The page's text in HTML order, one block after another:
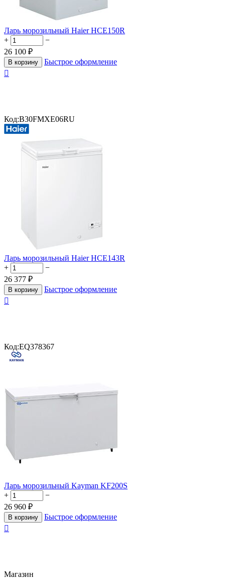
Ларь морозильный Haier HCE150R
+
−
26 100 ₽
В корзину
Быстрое оформление

Код:B30FMXE06RU
Ларь морозильный Haier HCE143R
+
−
26 377 ₽
В корзину
Быстрое оформление

Код:EQ378367
Ларь морозильный Kayman KF200S
+
−
26 960 ₽
В корзину
Быстрое оформление

Магазин